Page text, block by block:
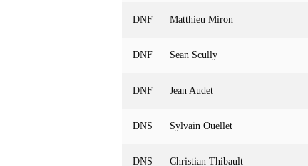
DNF Matthieu Miron
DNF Sean Scully
DNF Jean Audet
DNS Sylvain Ouellet
DNS Christian Thibault